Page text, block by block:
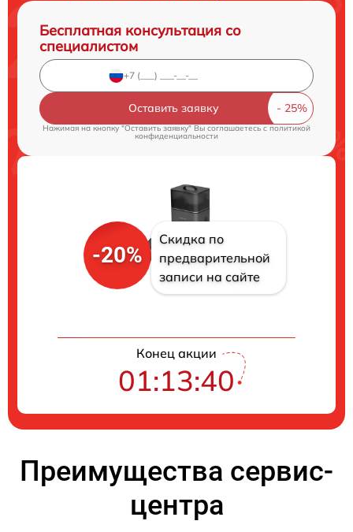
Бесплатная консультация со
специалистом
Оставить заявку
Нажимая на кнопку "Оставить заявку" Вы соглашаетесь cполитикой
конфиденциальности
-20%
Скидка по
предварительной
записи на сайте
Конец акции
01:13:38
Преимущества сервис-
центра